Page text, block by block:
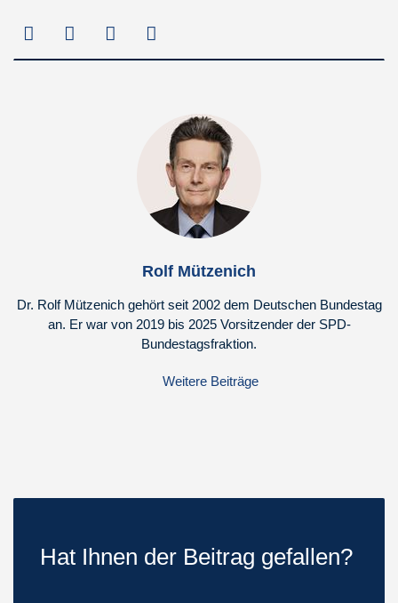
Rolf Mützenich
Dr. Rolf Mützenich gehört seit 2002 dem Deutschen Bundestag
an. Er war von 2019 bis 2025 Vorsitzender der SPD-
Bundestagsfraktion.
Weitere Beiträge
Hat Ihnen der Beitrag gefallen?